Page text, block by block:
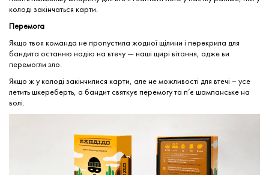
колоді закінчаться карти.
Перемога
Якщо твоя команда не пропустила жодної щілини і перекрила для
бандита останню надію на втечу — наші щирі вітання, адже ви
перемогли зло.
Якщо ж у колоді закінчилися карти, але не можливості для втечі – усе
летить шкереберть, а бандит святкує перемогу та п’є шампанське на
волі.